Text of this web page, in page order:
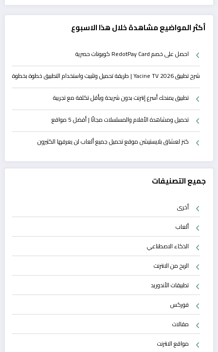
أكثر المواضيع مشاهدة خلال هذا الاسبوع
احصل على خصم RedotPay Card كوبونات حصرية
شرح تطبيق Yacine TV 2026 | طريقة تحميل وتثبيت واستخدام التطبيق خطوة بخطوة
تطبيق يمنحك أسرع إنترنت بدون شريحة وبأقل تكلفة مع تجريبة
تحميل ومشاهدة الأفلام والمسلسلات مجانًا | أفضل 5 مواقع
كنز لعشاق بلايستيشن موقع تحميل جميع ألعاب لن يعرفها الكثيرون
جميع التصنيفات
أخرى
ألعاب
الذكاء الاصطناعي
الربح من الانترنت
تطبيقات الأندوريد
فوركس
مقالات
مواقع الانترنت